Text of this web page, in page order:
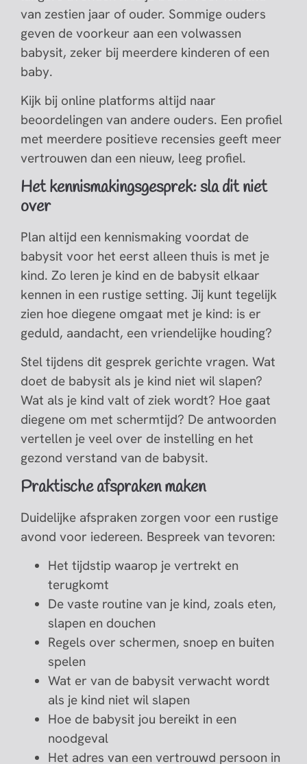
van zestien jaar of ouder. Sommige ouders
geven de voorkeur aan een volwassen
babysit, zeker bij meerdere kinderen of een
baby.
Kijk bij online platforms altijd naar
beoordelingen van andere ouders. Een profiel
met meerdere positieve recensies geeft meer
vertrouwen dan een nieuw, leeg profiel.
Het kennismakingsgesprek: sla dit niet
over
Plan altijd een kennismaking voordat de
babysit voor het eerst alleen thuis is met je
kind. Zo leren je kind en de babysit elkaar
kennen in een rustige setting. Jij kunt tegelijk
zien hoe diegene omgaat met je kind: is er
geduld, aandacht, een vriendelijke houding?
Stel tijdens dit gesprek gerichte vragen. Wat
doet de babysit als je kind niet wil slapen?
Wat als je kind valt of ziek wordt? Hoe gaat
diegene om met schermtijd? De antwoorden
vertellen je veel over de instelling en het
gezond verstand van de babysit.
Praktische afspraken maken
Duidelijke afspraken zorgen voor een rustige
avond voor iedereen. Bespreek van tevoren:
Het tijdstip waarop je vertrekt en
terugkomt
De vaste routine van je kind, zoals eten,
slapen en douchen
Regels over schermen, snoep en buiten
spelen
Wat er van de babysit verwacht wordt
als je kind niet wil slapen
Hoe de babysit jou bereikt in een
noodgeval
Het adres van een vertrouwd persoon in